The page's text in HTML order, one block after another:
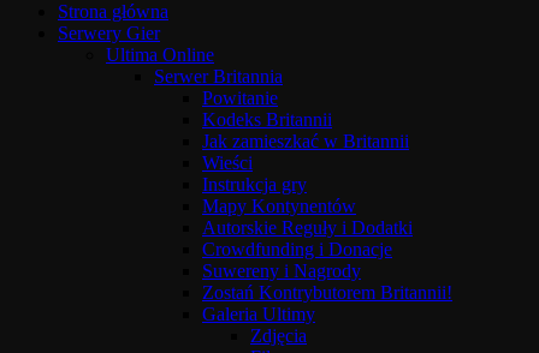
Strona główna
Serwery Gier
Ultima Online
Serwer Britannia
Powitanie
Kodeks Britannii
Jak zamieszkać w Britannii
Wieści
Instrukcja gry
Mapy Kontynentów
Autorskie Reguły i Dodatki
Crowdfunding i Donacje
Suwereny i Nagrody
Zostań Kontrybutorem Britannii!
Galeria Ultimy
Zdjęcia